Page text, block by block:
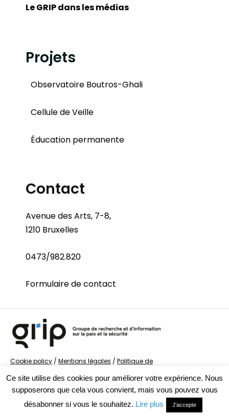
Le GRIP dans les médias
Projets
Observatoire Boutros-Ghali
Cellule de Veille
Éducation permanente
Contact
Avenue des Arts, 7-8,
1210 Bruxelles
0473/982.820
Formulaire de contact
Cookie policy / Mentions légales / Politique de
la Sécurité
Ce site utilise des cookies pour améliorer votre expérience. Nous
supposerons que cela vous convient, mais vous pouvez vous
désabonner si vous le souhaitez. Lire plus J'accepte